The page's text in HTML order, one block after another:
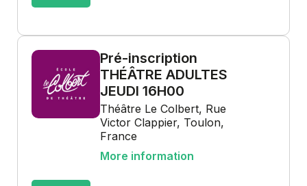
Pré-inscription
THÉÂTRE ADULTES
JEUDI 16H00
Théâtre Le Colbert, Rue
Victor Clappier, Toulon,
France
More information